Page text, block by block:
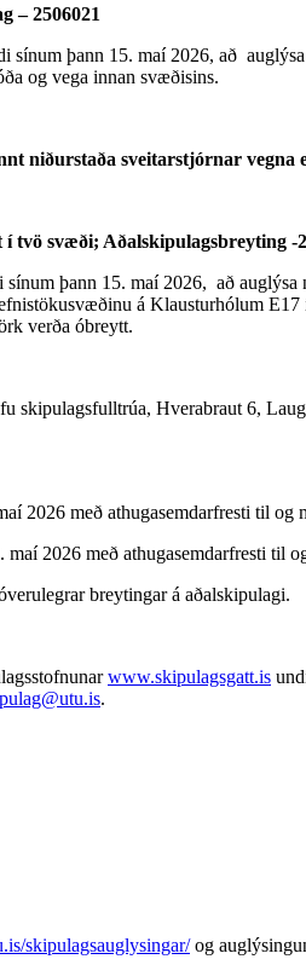
– 2506021
sínum þann 15. maí 2026, að
og vega innan svæðisins.
niðurstaða sveitarstjórnar vegna
tvö svæði; Aðalskipulagsbreyting -
þann 15. maí 2026, að
á Klausturhólum
verða óbreytt.
skipulagsfulltrúa, Hverabraut 6,
2026 með athugasemdarfresti til og
maí 2026 með athugasemdarfresti til
breytingar á aðalskipulagi.
www.skipulagsgatt.is
.
skipulagsauglysingar/og